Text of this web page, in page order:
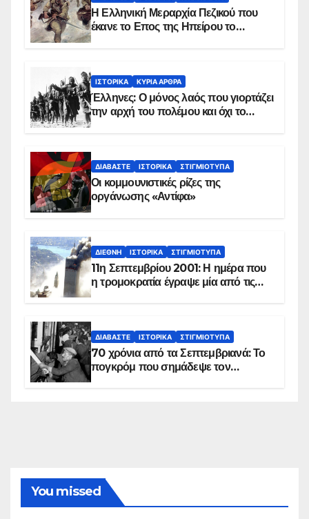
Η Ελληνική Μεραρχία Πεζικού που
έκανε το Επος της Ηπείρου το
ΙΣΤΟΡΙΚΆ ΚΥΡΙΑ ΑΡΘΡΑ
Έλληνες: Ο μόνος λαός που γιορτάζει
την αρχή του πολέμου και όχι το
ΔΙΑΒΆΣΤΕ ΙΣΤΟΡΙΚΆ ΣΤΙΓΜΙΌΤΥΠΑ
Οι κομμουνιστικές ρίζες της
οργάνωσης «Αντίφα»
ΔΙΕΘΝΉ ΙΣΤΟΡΙΚΆ ΣΤΙΓΜΙΌΤΥΠΑ
11η Σεπτεμβρίου 2001: Η ημέρα που
η τρομοκρατία έγραψε μία από τις
ΔΙΑΒΆΣΤΕ ΙΣΤΟΡΙΚΆ ΣΤΙΓΜΙΌΤΥΠΑ
70 χρόνια από τα Σεπτεμβριανά: Το
πογκρόμ που σημάδεψε τον
You missed